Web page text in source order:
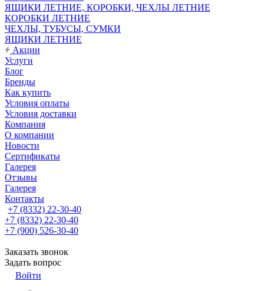
ЯЩИКИ ЛЕТНИЕ, КОРОБКИ, ЧЕХЛЫ ЛЕТНИЕ
КОРОБКИ ЛЕТНИЕ
ЧЕХЛЫ, ТУБУСЫ, СУМКИ
ЯЩИКИ ЛЕТНИЕ
Акции
Услуги
Блог
Бренды
Как купить
Условия оплаты
Условия доставки
Компания
О компании
Новости
Сертификаты
Галерея
Отзывы
Галерея
Контакты
+7 (8332) 22-30-40
+7 (8332) 22-30-40
+7 (900) 526-30-40
Заказать звонок
Задать вопрос
Войти